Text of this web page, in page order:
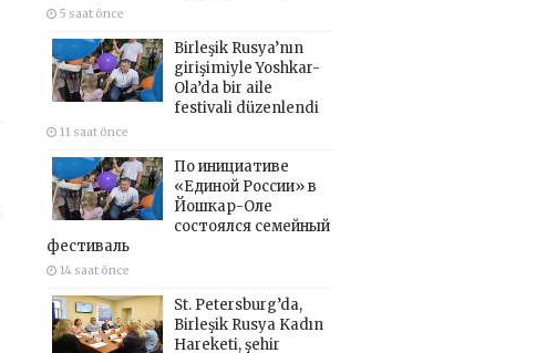
5 saat önce
Birleşik Rusya’nın
girişimiyle Yoshkar-
Ola’da bir aile
festivali düzenlendi
11 saat önce
По инициативе
«Единой России» в
Йошкар-Оле
состоялся семейный
фестиваль
14 saat önce
St. Petersburg’da,
Birleşik Rusya Kadın
Hareketi, şehir